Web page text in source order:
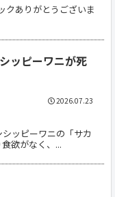
ありがとうございま
ッピーワニが死
ッピーワニの「サカ
欲がなく、...
2026.07.23